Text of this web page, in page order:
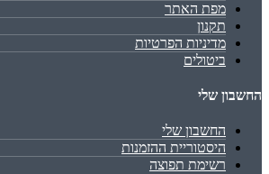
מפת האתר
תקנון
מדיניות הפרטיות
ביטולים
החשבון שלי
החשבון שלי
היסטוריית ההזמנות
רשימת תפוצה